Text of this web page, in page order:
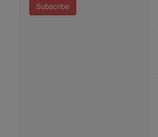
Subscribe